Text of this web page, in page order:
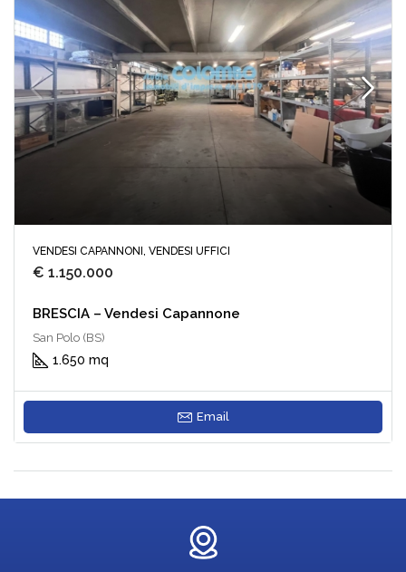
VENDESI CAPANNONI, VENDESI UFFICI
€ 1.150.000
BRESCIA – Vendesi Capannone
San Polo (BS)
1.650 mq
Email